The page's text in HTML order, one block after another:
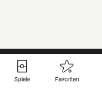
Spiele Favoriten